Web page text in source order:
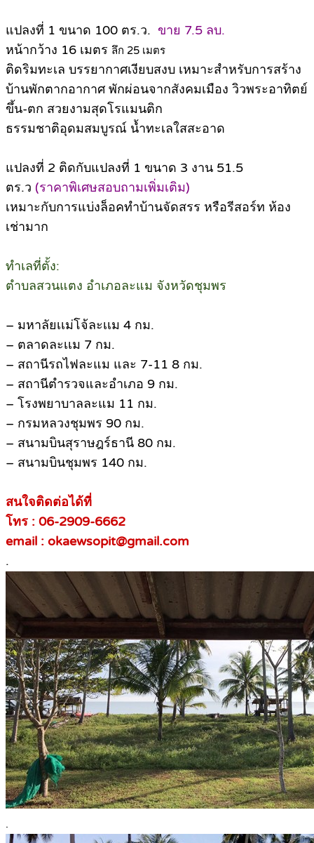
แปลงที่ 1 ขนาด 100 ตร.ว. ขาย 7.5 ลบ.
หน้ากว้าง 16 เมตร ลึก 25 เมตร
ติดริมทะเล บรรยากาศเงียบสงบ เหมาะสำหรับการสร้าง
บ้านพักตากอากาศ พักผ่อนจากสังคมเมือง วิวพระอาทิตย์
ขึ้น-ตก สวยงามสุดโรแมนติก
ธรรมชาติอุดมสมบูรณ์ น้ำทะเลใสสะอาด
แปลงที่ 2 ติดกับแปลงที่ 1 ขนาด 3 งาน 51.5
ตร.ว (ราคาพิเศษสอบถามเพิ่มเติม)
เหมาะกับการแบ่งล็อคทำบ้านจัดสรร หรือรีสอร์ท ห้อง
เช่ามาก
ทำเลที่ตั้ง:
ตำบลสวนแตง อำเภอละแม จังหวัดชุมพร
– มหาลัยเเม่โจ้ละเเม 4 กม.
– ตลาดละเเม 7 กม.
– สถานีรถไฟละแม และ 7-11 8 กม.
– สถานีตำรวจและอำเภอ 9 กม.
– โรงพยาบาลละแม 11 กม.
– กรมหลวงชุมพร 90 กม.
– สนามบินสุราษฎร์ธานี 80 กม.
– สนามบินชุมพร 140 กม.
สนใจติดต่อได้ที่
โทร : 06-2909-6662
email : okaewsopit@gmail.com
.
.